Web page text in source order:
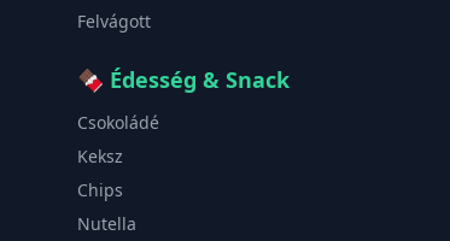
Felvágott
🍫 Édesség & Snack
Csokoládé
Keksz
Chips
Nutella